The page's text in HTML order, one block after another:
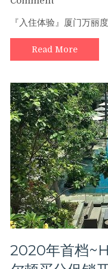
住
体
验』
厦
万
丽
度
假
酒
店
水
疗
中
心
Xiamen
&
Spa)
『入住体验』厦门万丽
Read More
2020年首档